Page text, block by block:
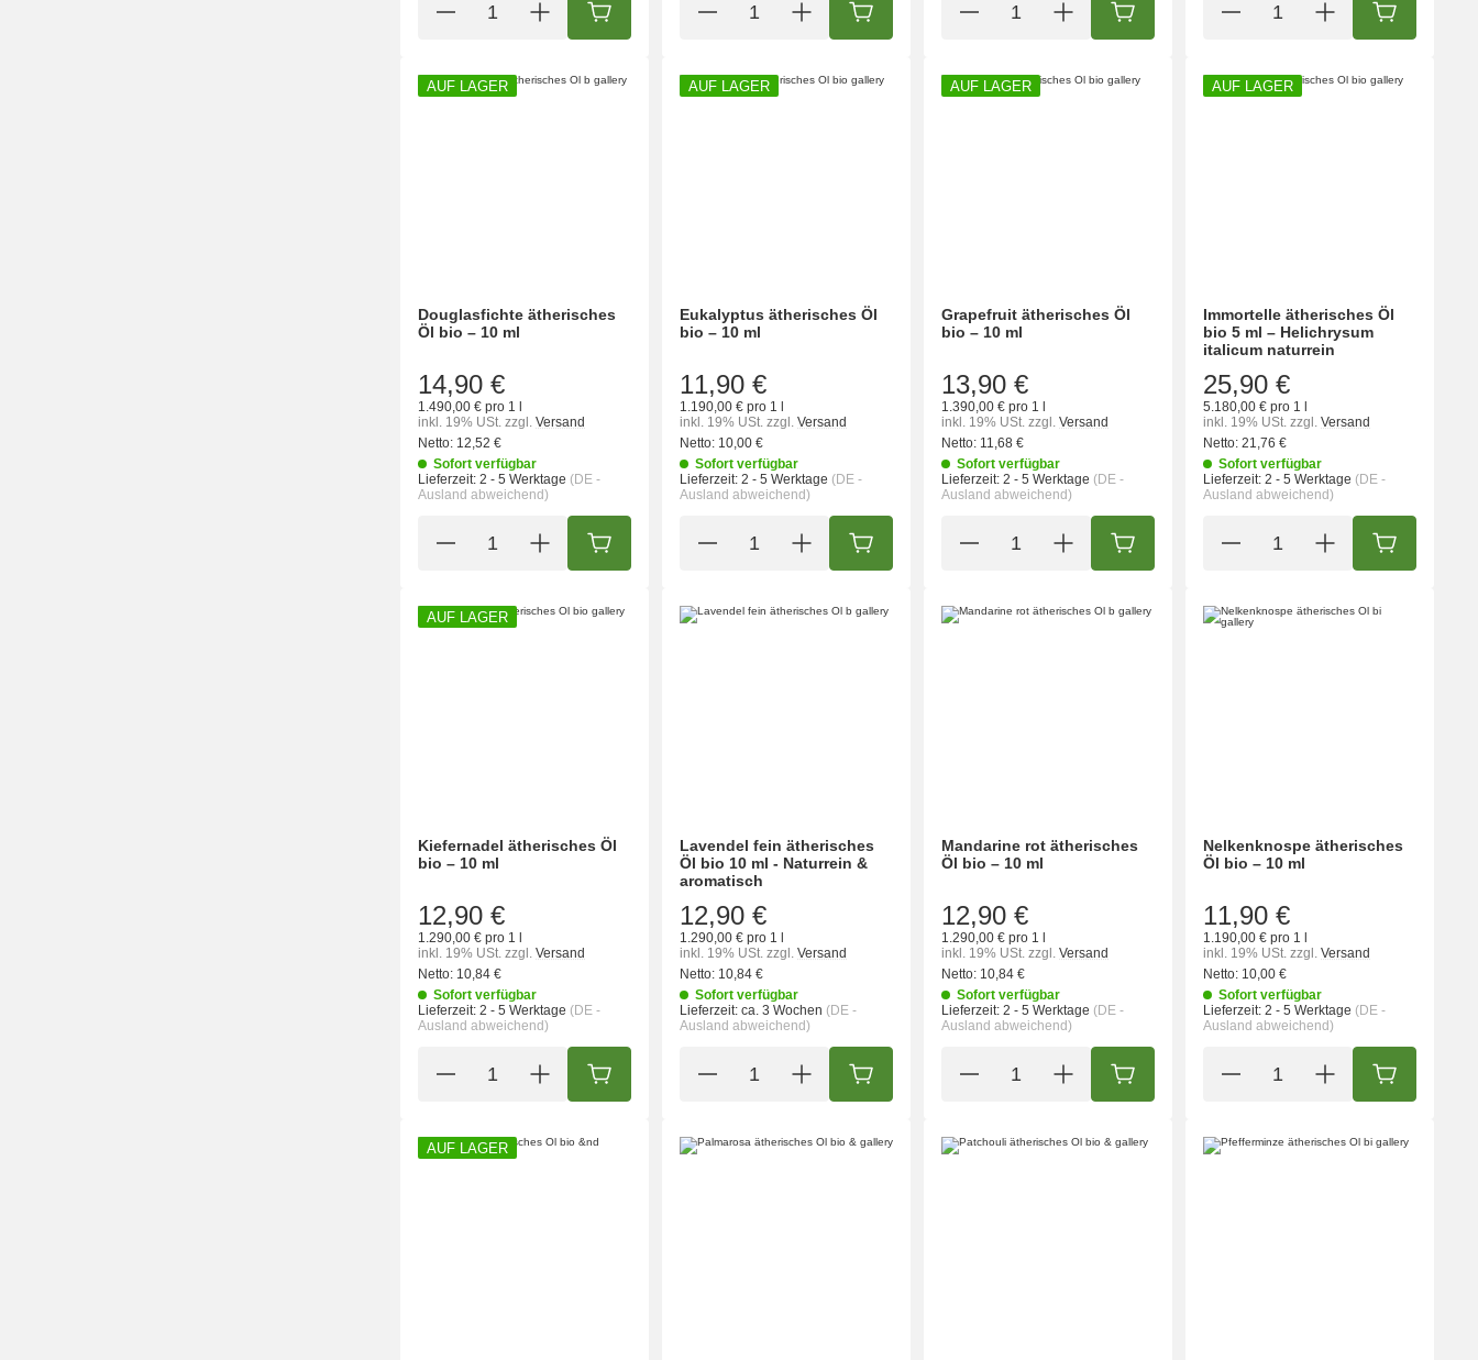
IN DEN WARENKORB IN DEN WARENKORB IN DEN WARENKORB IN DEN
AUF LAGER
Douglasfichte ätherisches
Öl bio – 10 ml
14,90 €
1.490,00 € pro 1 l
inkl. 19% USt. zzgl. Versand
Netto: 12,52 €
Sofort verfügbar
Lieferzeit: 2 - 5 Werktage (DE -
Ausland abweichend)
IN DEN WARENKORB
AUF LAGER
Eukalyptus ätherisches Öl
bio – 10 ml
11,90 €
1.190,00 € pro 1 l
inkl. 19% USt. zzgl. Versand
Netto: 10,00 €
Sofort verfügbar
Lieferzeit: 2 - 5 Werktage (DE -
Ausland abweichend)
IN DEN WARENKORB
AUF LAGER
Grapefruit ätherisches Öl
bio – 10 ml
13,90 €
1.390,00 € pro 1 l
inkl. 19% USt. zzgl. Versand
Netto: 11,68 €
Sofort verfügbar
Lieferzeit: 2 - 5 Werktage (DE -
Ausland abweichend)
IN DEN WARENKORB
AUF LAGER
Immortelle ätherisches Öl
bio 5 ml – Helichrysum
italicum naturrein
25,90 €
5.180,00 € pro 1 l
inkl. 19% USt. zzgl. Versand
Netto: 21,76 €
Sofort verfügbar
Lieferzeit: 2 - 5 Werktage (DE -
Ausland abweichend)
IN DEN
AUF LAGER
Kiefernadel ätherisches Öl
bio – 10 ml
12,90 €
1.290,00 € pro 1 l
inkl. 19% USt. zzgl. Versand
Netto: 10,84 €
Sofort verfügbar
Lieferzeit: 2 - 5 Werktage (DE -
Ausland abweichend)
IN DEN WARENKORB
Lavendel fein ätherisches
Öl bio 10 ml - Naturrein &
aromatisch
12,90 €
1.290,00 € pro 1 l
inkl. 19% USt. zzgl. Versand
Netto: 10,84 €
Sofort verfügbar
Lieferzeit: ca. 3 Wochen (DE -
Ausland abweichend)
IN DEN WARENKORB
Mandarine rot ätherisches
Öl bio – 10 ml
12,90 €
1.290,00 € pro 1 l
inkl. 19% USt. zzgl. Versand
Netto: 10,84 €
Sofort verfügbar
Lieferzeit: 2 - 5 Werktage (DE -
Ausland abweichend)
IN DEN WARENKORB
Nelkenknospe ätherisches
Öl bio – 10 ml
11,90 €
1.190,00 € pro 1 l
inkl. 19% USt. zzgl. Versand
Netto: 10,00 €
Sofort verfügbar
Lieferzeit: 2 - 5 Werktage (DE -
Ausland abweichend)
IN DEN
AUF LAGER